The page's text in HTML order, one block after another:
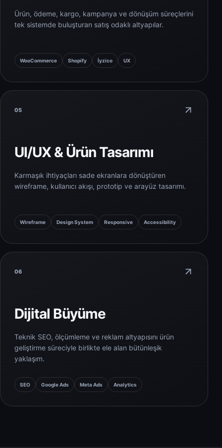
Ürün, ödeme, kargo, kampanya ve dönüşüm süreçlerini
tek sistemde buluşturan satış odaklı altyapılar.
WooCommerce Shopify İyzico UX
05
UI/UX & Ürün Tasarımı
Karmaşık ihtiyaçları sade ekranlara dönüştüren
wireframe, kullanıcı akışı, prototip ve arayüz tasarımı.
Wireframe Design System Responsive Accessibility
06
Dijital Büyüme
Teknik SEO, ölçümleme ve reklam altyapısını ürün
geliştirme süreciyle birlikte ele alan bütünleşik
yaklaşım.
SEO Google Ads Meta Ads Analytics